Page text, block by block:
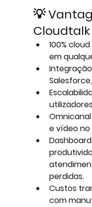
💡
Cloudtalk
100% cloud
em
Omnicanal
e vídeo no
perdidas.
Custos
com